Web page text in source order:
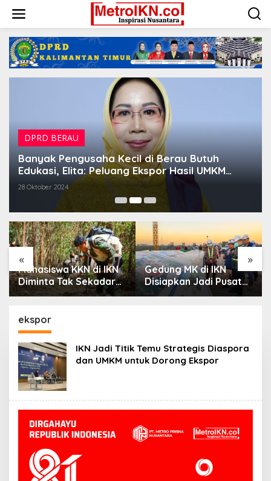
konten
DPRD BERAU
Banyak Pengusaha Kecil di Berau Butuh
Edukasi, Elita: Peluang Ekspor Hasil UMKM
Menjanjikan
28 Oktober 2024
« »
Mahasiswa KKN di IKN
Diminta Tak Sekadar
Penuhi Kewajiban,
Manfaatnya
Gedung MK di IKN
Disiapkan Jadi Pusat
Peradilan Konstitusi,
ekspor
IKN Jadi Titik Temu Strategis Diaspora
dan UMKM untuk Dorong Ekspor